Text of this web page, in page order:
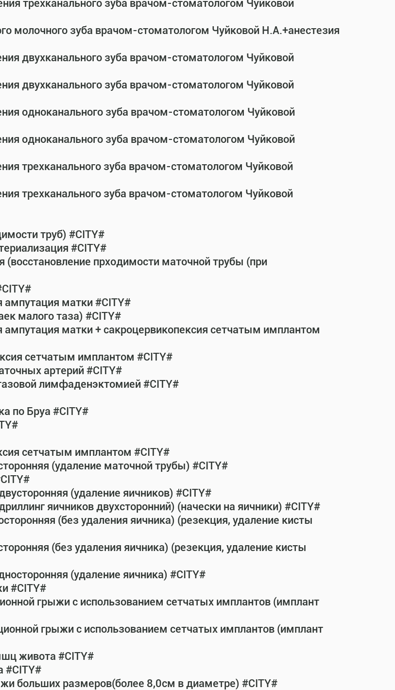
трехканального зуба врачом-стоматологом Чуйковой
молочного зуба врачом-стоматологом Чуйковой Н.А.+анестезия
двухканального зуба врачом-стоматологом Чуйковой
двухканального зуба врачом-стоматологом Чуйковой
одноканального зуба врачом-стоматологом Чуйковой
одноканального зуба врачом-стоматологом Чуйковой
трехканального зуба врачом-стоматологом Чуйковой
трехканального зуба врачом-стоматологом Чуйковой
труб) #CITY#
#CITY#
(восстановление прходимости маточной трубы (при
ампутация матки #CITY#
малого таза) #CITY#
матки + сакроцервикопексия сетчатым имплантом
сетчатым имплантом #CITY#
артерий #CITY#
лимфаденэктомией #CITY#
по Бруа #CITY#
сетчатым имплантом #CITY#
(удаление маточной трубы) #CITY#
(удаление яичников) #CITY#
яичников двухсторонний) (начески на яичники) #CITY#
(без удаления яичника) (резекция, удаление кисты
(без удаления яичника) (резекция, удаление кисты
(удаление яичника) #CITY#
#CITY#
грыжи с использованием сетчатых имплантов (имплант
грыжи с использованием сетчатых имплантов (имплант
живота #CITY#
#CITY#
больших размеров(более 8,0см в диаметре) #CITY#